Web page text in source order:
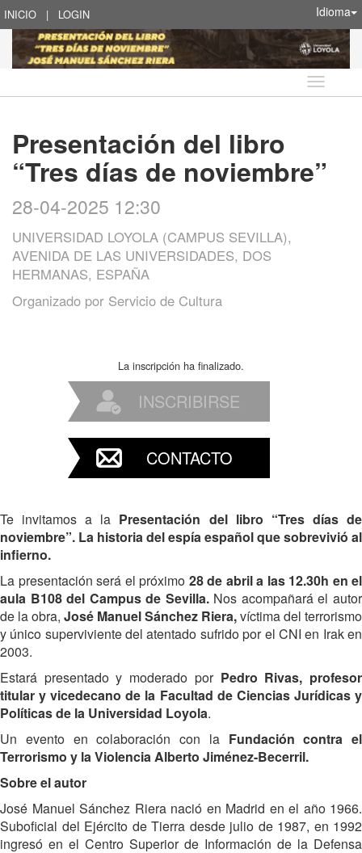
INICIO | LOGIN Idioma
Idioma
Presentación del libro
“Tres días de noviembre”
28-04-2025 12:30
UNIVERSIDAD LOYOLA (CAMPUS SEVILLA),
AVENIDA DE LAS UNIVERSIDADES, DOS
HERMANAS, ESPAÑA
Organizado por Servicio de Cultura
La inscripción ha finalizado.
INSCRIBIRSE
CONTACTO
Te invitamos a la Presentación del libro “Tres días de
noviembre”. La historia del espía español que sobrevivió al
infierno.
La presentación será el próximo 28 de abril a las 12.30h en el
aula B108 del Campus de Sevilla.Nos acompañará el autor
de la obra, José Manuel Sánchez Riera,víctima del terrorismo
y único superviviente del atentado sufrido por el CNI en Irak en
2003.
Estará presentado y moderado por Pedro Rivas, profesor
titular y vicedecano de la Facultad de Ciencias Jurídicas y
Políticas de la Universidad Loyola.
Un evento en colaboración con la Fundación contra el
Terrorismo y la Violencia Alberto Jiménez-Becerril.
Sobre el autor
José Manuel Sánchez Riera nació en Madrid en el año 1966.
Suboficial del Ejército de Tierra desde julio de 1987, en 1992
ingresó en el Centro Superior de Información de la Defensa